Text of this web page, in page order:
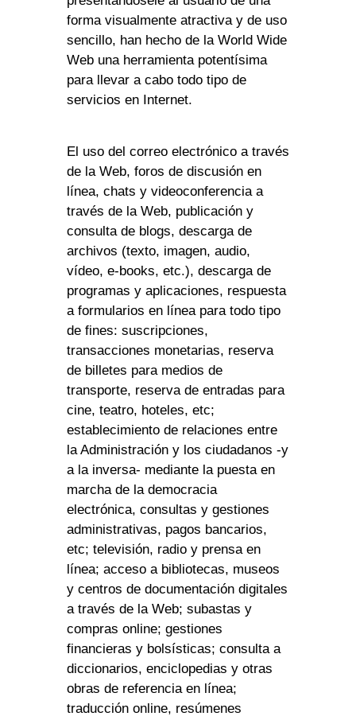
forma visualmente atractiva y de uso
sencillo, han hecho de la World Wide
Web una herramienta potentísima
para llevar a cabo todo tipo de
servicios en Internet.
El uso del correo electrónico a través
de la Web, foros de discusión en
línea, chats y videoconferencia a
través de la Web, publicación y
consulta de blogs, descarga de
archivos (texto, imagen, audio,
vídeo, e-books, etc.), descarga de
programas y aplicaciones, respuesta
a formularios en línea para todo tipo
de fines: suscripciones,
transacciones monetarias, reserva
de billetes para medios de
transporte, reserva de entradas para
cine, teatro, hoteles, etc;
establecimiento de relaciones entre
la Administración y los ciudadanos -y
a la inversa- mediante la puesta en
marcha de la democracia
electrónica, consultas y gestiones
administrativas, pagos bancarios,
etc; televisión, radio y prensa en
línea; acceso a bibliotecas, museos
y centros de documentación digitales
a través de la Web; subastas y
compras online; gestiones
financieras y bolsísticas; consulta a
diccionarios, enciclopedias y otras
obras de referencia en línea;
traducción online, resúmenes